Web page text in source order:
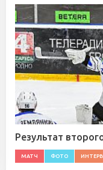
Результат
МАТЧ ФОТО